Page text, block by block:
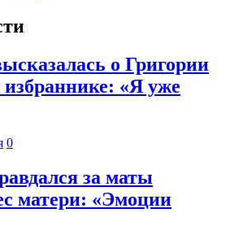
о Григории
«Я уже
0
за маты
матери: «Эмоции